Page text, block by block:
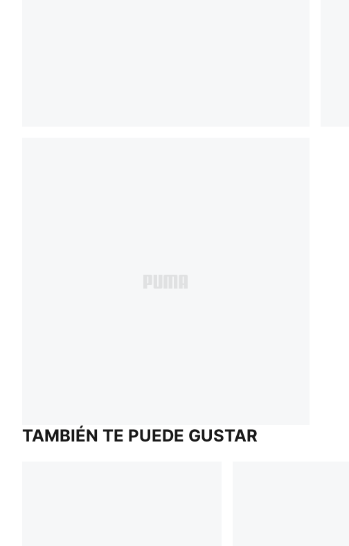
TAMBIÉN TE PUEDE GUSTAR